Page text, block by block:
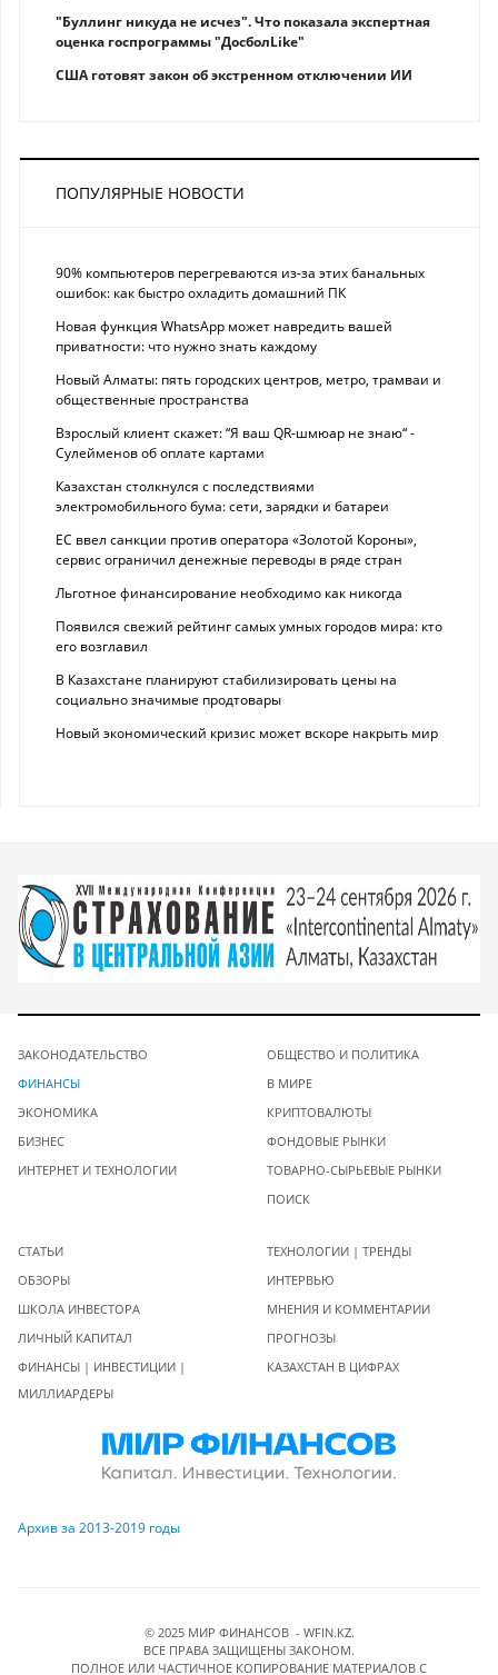
"Буллинг никуда не исчез". Что показала экспертная
оценка госпрограммы "ДосболLike"
США готовят закон об экстренном отключении ИИ
ПОПУЛЯРНЫЕ НОВОСТИ
90% компьютеров перегреваются из-за этих банальных
ошибок: как быстро охладить домашний ПК
Новая функция WhatsApp может навредить вашей
приватности: что нужно знать каждому
Новый Алматы: пять городских центров, метро, трамваи и
общественные пространства
Взрослый клиент скажет: “Я ваш QR-шмюар не знаю“ -
Сулейменов об оплате картами
Казахстан столкнулся с последствиями
электромобильного бума: сети, зарядки и батареи
ЕС ввел санкции против оператора «Золотой Короны»,
сервис ограничил денежные переводы в ряде стран
Льготное финансирование необходимо как никогда
Появился свежий рейтинг самых умных городов мира: кто
его возглавил
В Казахстане планируют стабилизировать цены на
социально значимые продтовары
Новый экономический кризис может вскоре накрыть мир
ЗАКОНОДАТЕЛЬСТВО
ФИНАНСЫ
ЭКОНОМИКА
БИЗНЕС
ИНТЕРНЕТ И ТЕХНОЛОГИИ
ОБЩЕСТВО И ПОЛИТИКА
В МИРЕ
КРИПТОВАЛЮТЫ
ФОНДОВЫЕ РЫНКИ
ТОВАРНО-СЫРЬЕВЫЕ РЫНКИ
ПОИСК
СТАТЬИ
ОБЗОРЫ
ШКОЛА ИНВЕСТОРА
ЛИЧНЫЙ КАПИТАЛ
ФИНАНСЫ | ИНВЕСТИЦИИ |
МИЛЛИАРДЕРЫ
ТЕХНОЛОГИИ | ТРЕНДЫ
ИНТЕРВЬЮ
МНЕНИЯ И КОММЕНТАРИИ
ПРОГНОЗЫ
КАЗАХСТАН В ЦИФРАХ
Архив за 2013-2019 годы
© 2025 МИР ФИНАНСОВ - WFIN.KZ.
ВСЕ ПРАВА ЗАЩИЩЕНЫ ЗАКОНОМ.
ПОЛНОЕ ИЛИ ЧАСТИЧНОЕ КОПИРОВАНИЕ МАТЕРИАЛОВ C